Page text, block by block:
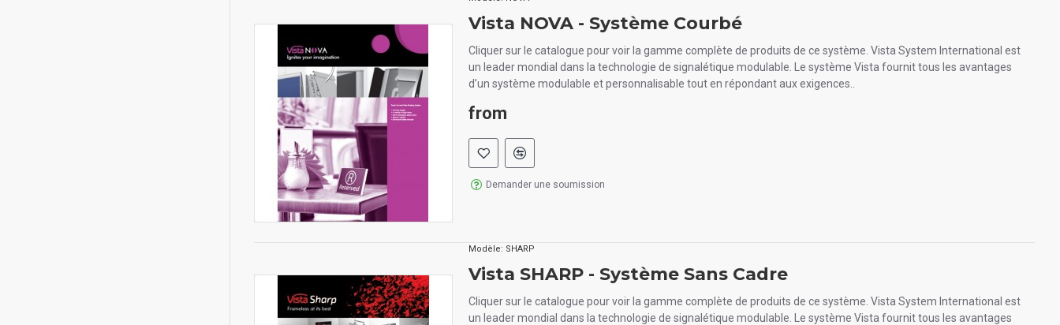
Vista NOVA - Système Courbé
Cliquer sur le catalogue pour voir la gamme complète de produits de ce système. Vista System International est
un leader mondial dans la technologie de signalétique modulable. Le système Vista fournit tous les avantages
d’un système modulable et personnalisable tout en répondant aux exigences..
from
Demander une soumission
Modèle: SHARP
Vista SHARP - Système Sans Cadre
Cliquer sur le catalogue pour voir la gamme complète de produits de ce système. Vista System International est
un leader mondial dans la technologie de signalétique modulable. Le système Vista fournit tous les avantages